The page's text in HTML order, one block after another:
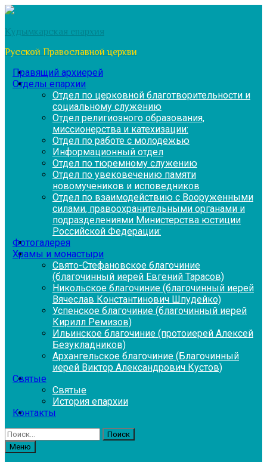
Перейти
содержимому
Кудымкарская епархия
Русской Православной церкви
Правящий архиерей
Отделы епархии
Отдел по церковной благотворительности и
социальному служению
Отдел религиозного образования,
миссионерства и катехизации:
Отдел по работе с молодежью
Информационный отдел
Отдел по тюремному служению
Отдел по увековечению памяти
новомучеников и исповедников
Отдел по взаимодействию с Вооруженными
силами, правоохранительными органами и
подразделениями Министерства юстиции
Российской Федерации:
Фотогалерея
Храмы и монастыри
Свято-Стефановское благочиние
(благочинный иерей Евгений Тарасов)
Никольское благочиние (благочинный иерей
Вячеслав Константинович Шпудейко)
Успенское благочиние (благочинный иерей
Кирилл Ремизов)
Ильинское благочиние (протоиерей Алексей
Безукладников)
Архангельское благочиние (Благочинный
иерей Виктор Александрович Кустов)
Святые
Святые
История епархии
Контакты
Найти:
Меню